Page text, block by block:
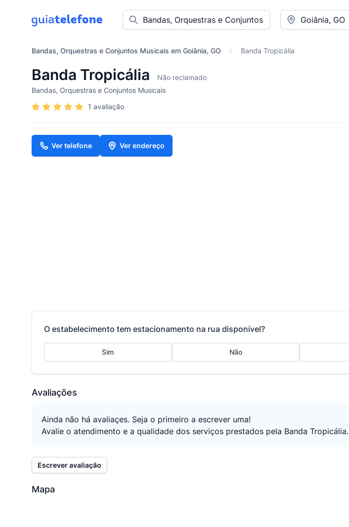
Bandas, Orquestras e Conjuntos Musicais em Goiânia, GO Banda Tropicália
Banda Tropicália
Não reclamado
Bandas, Orquestras e Conjuntos Musicais
1 avaliação
Ver telefone Ver endereço
O estabelecimento tem estacionamento na rua disponível?
Sim Não
Avaliações
Ainda não há avaliaçes. Seja o primeiro a escrever uma!
Avalie o atendimento e a qualidade dos serviços prestados pela Banda Tropicália.
Escrever avaliação
Mapa